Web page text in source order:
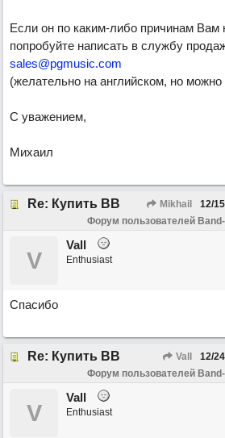
Если он по каким-либо причинам Вам
попробуйте написать в службу
sales@pgmusic.com
(желательно на английском, но
С уважением,
Михаил
Re: Купить ВВ Mikhail 12/
Форум пользователей
V
Vall
Enthusiast
Спасибо
Re: Купить ВВ Vall 12/
Форум пользователей
V
Vall
Enthusiast